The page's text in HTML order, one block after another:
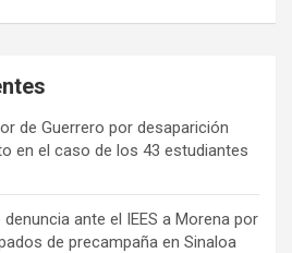
de Guerrero por desaparición
en el caso de los 43 estudiantes
ante el IEES a Morena por
de precampaña en Sinaloa